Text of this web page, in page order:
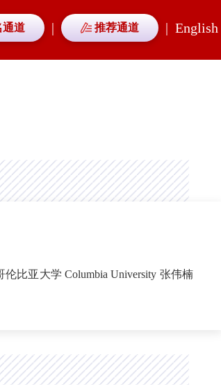
通道 | 推荐通道 | English
比亚大学 Columbia University 张伟楠